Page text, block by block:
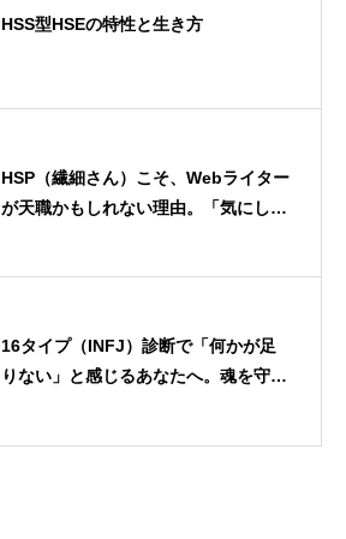
HSS型HSEの特性と生き方
HSP（繊細さん）こそ、Webライター
が天職かもしれない理由。「気にしす
16タイプ（INFJ）診断で「何かが足
りない」と感じるあなたへ。魂を守る